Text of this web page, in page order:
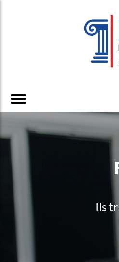
Ils